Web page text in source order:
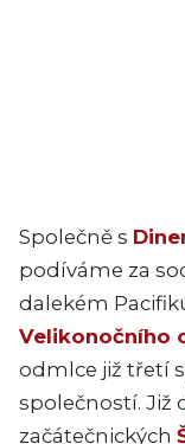
Společně s
podíváme za
dalekém
Velikonočního
odmlce již třetí
společností. Již
začátečnických